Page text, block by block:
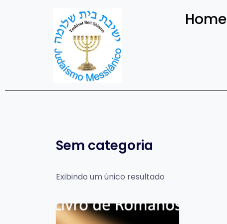
Home
Sem categoria
Exibindo um único resultado